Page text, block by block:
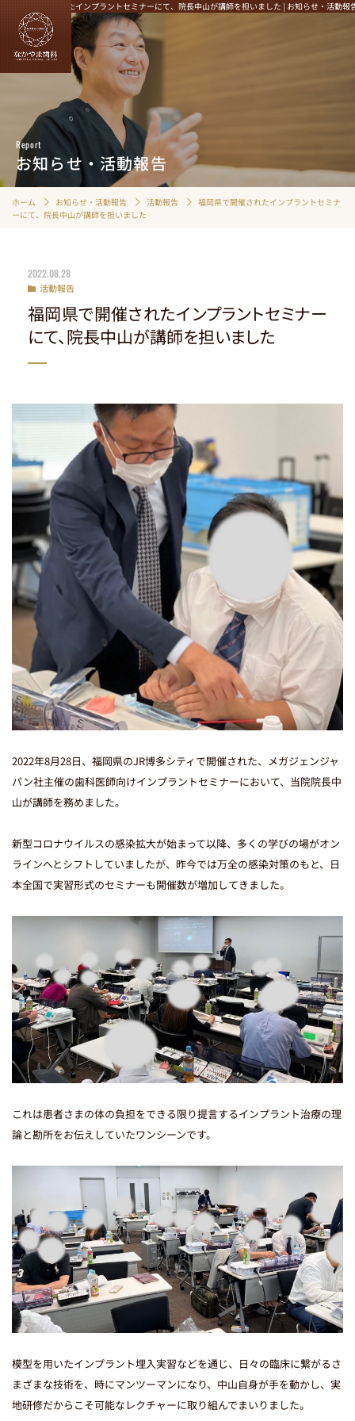
福岡県で開催されたインプラントセミナーにて、院長中山が講師を担いました | お知らせ・活動
Report
お知らせ・活動報告
ホーム お知らせ・活動報告 活動報告
福岡県で開催されたインプラントセミナ
ーにて、院長中山が講師を担いました
2022.08.28
活動報告
福岡県で開催されたインプラントセミナー
にて、院長中山が講師を担いました
2022年8月28日、福岡県のJR博多シティで開催された、メガジェンジャ
パン社主催の歯科医師向けインプラントセミナーにおいて、当院院長中
山が講師を務めました。
新型コロナウイルスの感染拡大が始まって以降、多くの学びの場がオン
ラインへとシフトしていましたが、昨今では万全の感染対策のもと、日
本全国で実習形式のセミナーも開催数が増加してきました。
これは患者さまの体の負担をできる限り提言するインプラント治療の理
論と勘所をお伝えしていたワンシーンです。
模型を用いたインプラント埋入実習などを通じ、日々の臨床に繋がるさ
まざまな技術を、時にマンツーマンになり、中山自身が手を動かし、実
地研修だからこそ可能なレクチャーに取り組んでまいりました。
HOME
むし歯治療
歯周病治療
定期検診・クリーニング
インプラント
マウスピース矯正
入れ歯治療
小児歯科
歯ぎしり・食いしばり
治療費用のご案内
生涯の健康を見据えた治療
痛さと怖さを抑える治療
管理栄養士サポート
院長・スタッフ紹介
院内設備へのこだわり
衛生管理へのこだわり
医院情報・アクセス
お知らせ・活動報告
お問い合わせ
採用情報